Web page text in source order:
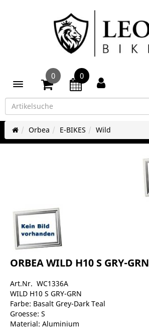
Toggle navigation
0 0
Orbea E-BIKES Wild
ORBEA WILD H10 S GRY-GRN
Art.Nr. WC1336A
WILD H10 S GRY-GRN
Farbe: Basalt Grey-Dark Teal
Groesse: S
Material: Aluminium